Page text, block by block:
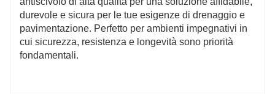
durevole e sicura per le tue esigenze di drenaggio e
pavimentazione. Perfetto per ambienti impegnativi in ​​
cui sicurezza, resistenza e longevità sono priorità
fondamentali.